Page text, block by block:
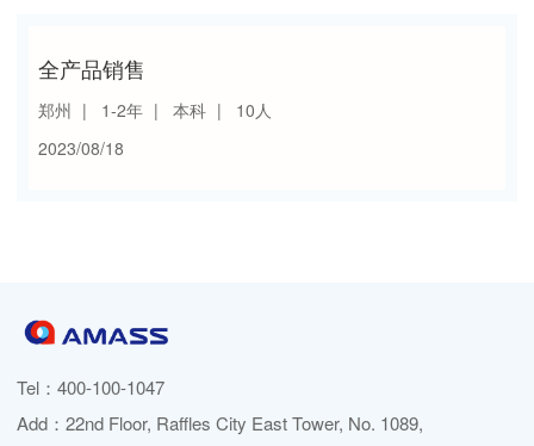
全产品销售
郑州 1-2年 本科
10人
2023/08/18
Tel： 400-100-1047
Add：22nd Floor, Raffles City East Tower, No. 1089,